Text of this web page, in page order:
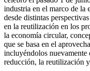
industria en el marco de la
desde distintas
en la reutilización en los
la economía circular,
que se basa en el
incluyéndolos nuevamente
reducción, la reutilización